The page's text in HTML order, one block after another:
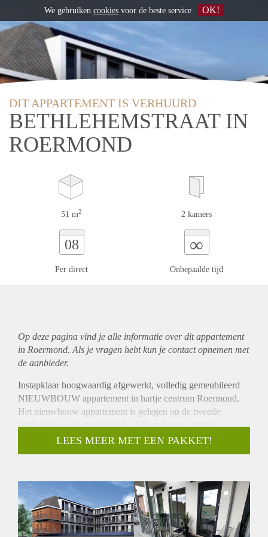
DIT APPARTEMENT IS VERHUURD
BETHLEHEMSTRAAT IN
ROERMOND
51 m2 2 kamers
08
Per direct
∞
Onbepaalde tijd
Op deze pagina vind je alle informatie over ditappartement
in Roermond. Als je vragen hebt kun je contact opnemen met
de aanbieder.
Instapklaar hoogwaardig afgewerkt, volledig gemeubileerd
NIEUWBOUW appartement in hartje centrum Roermond.
Het nieuwbouw appartement is gelegen op de tweede
verdieping en gesitueerd in het Urban Suites complex
gelegen aan de Bethlemstraat in Roermond.
Het volledig gemeubileerde appartement is van alle
koel-vries combinatie. De achterwand van de keuken is na
eigen sfeer te verlichten.
De berging is voorzien van een nieuwe wasmachine en
droger, ook is hier nog een grote op maat gemaakte inbouw
LEES MEER MET EEN PAKKET!
We gebruiken cookies voor de beste service OK!